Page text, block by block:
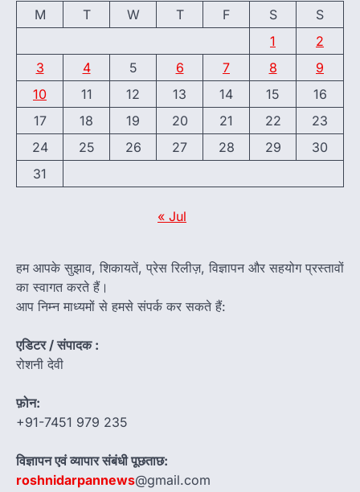
M
T W T F S
S
1
2
3
4 5 6 7 8
9
10
11 12 13 14 15
16
17
18 19 20 21 22
23
24
25 26 27 28 29
30
31
« Jul
हम आपके सुझाव, शिकायतें, प्रेस रिलीज़, विज्ञापन और सहयोग प्रस्तावों
का स्वागत करते हैं।
आप निम्न माध्यमों से हमसे संपर्क कर सकते हैं:
एडिटर / संपादक :
रोशनी देवी
फ़ोन:
+91-7451 979 235
विज्ञापन एवं व्यापार संबंधी पूछताछ:
roshnidarpannews@gmail.com